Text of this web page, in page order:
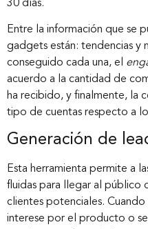
30 días.
Entre la información que se
gadgets están: tendencias y
conseguido cada una, el
acuerdo a la cantidad de
ha recibido, y finalmente, la
tipo de cuentas respecto a
Generación de
Esta herramienta permite a
fluidas para llegar al público
clientes potenciales.
interese por el producto o